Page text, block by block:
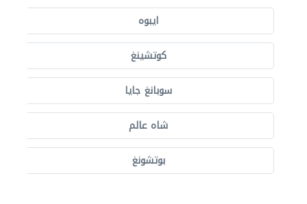
ايبوه
كوتشينغ
سوبانغ جايا
شاه عالم
بوتشونغ